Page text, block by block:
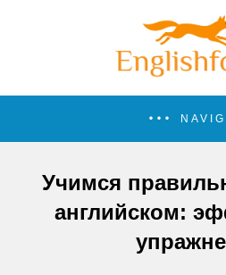
Учимся
английском: